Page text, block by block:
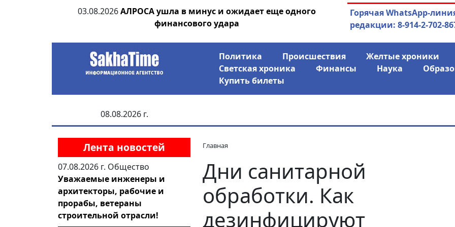
03.08.2026 АЛРОСА ушла в минус и ожидает еще одного
финансового удара
04.08.2026Маринычев у
Горячая WhatsApp-
редакции: 8-914-2-702-
Политика Происшествия Желтые хроники
Светская хроника
Финансы Наука
Купить билеты
08.08.2026 г.
Лента новостей
07.08.2026 г. Общество
Уважаемые инженеры и
архитекторы, рабочие и
прорабы, ветераны
строительной отрасли!
Главная
Дни санитарной
обработки. Как
дезинфицируют